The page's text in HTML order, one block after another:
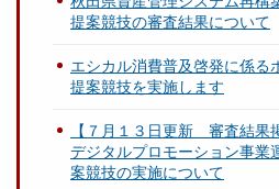
提案競技の審査結果について
エシカル消費普及啓発に係る
提案競技を実施します
【７月１３日更新 審査結果
デジタルプロモーション事業
案競技の実施について